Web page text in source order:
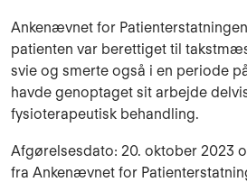
Ankenævnet for
patienten var berettiget til
svie og smerte også i en periode
havde genoptaget sit arbejde
fysioterapeutisk behandling.
Afgørelsesdato: 20. oktober 2023
fra Ankenævnet for